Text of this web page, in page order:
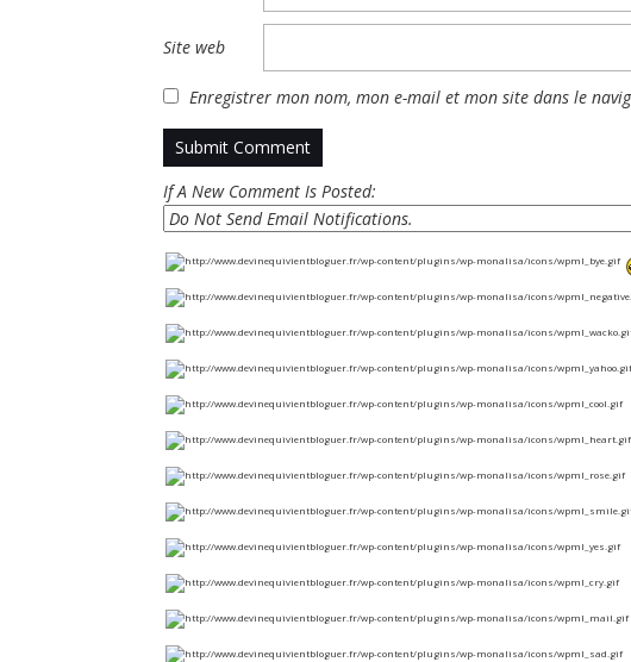
Site web
Enregistrer mon nom, mon e-mail et mon site dans le
If A New Comment Is Posted: